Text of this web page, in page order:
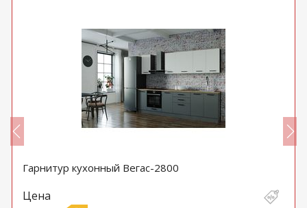
Гарнитур кухонный Вегас-2800
Цена